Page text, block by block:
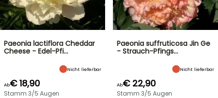
Paeonia lactiflora Cheddar
Cheese - Edel-Pfi…
Nicht lieferbar
Ab€ 18,90
Stamm 3/5 Augen
Paeonia suffruticosa Jin Ge
- Strauch-Pfings…
Nicht lieferbar
Ab€ 22,90
Stamm 3/5 Augen